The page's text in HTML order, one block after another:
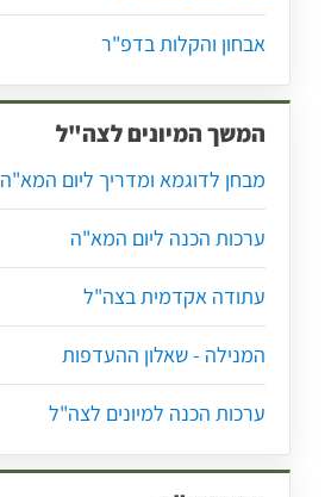
אבחון והקלות בדפ"ר
המשך המיונים לצה"ל
מבחן לדוגמא ומדריך ליום המא"ה
ערכות הכנה ליום המא"ה
עתודה אקדמית בצה"ל
המנילה - שאלון ההעדפות
ערכות הכנה למיונים לצה"ל